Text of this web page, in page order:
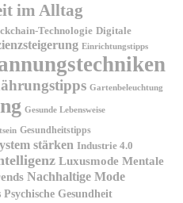
im Alltag
Technologie Digitale
Einrichtungstipps
Gartenbeleuchtung
Gesunde Lebensweise
Gesundheitstipps
stärken Industrie 4.0
Luxusmode Mentale
Nachhaltige Mode
Psychische Gesundheit